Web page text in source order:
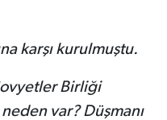
karşı kurulmuştu.
Birliği
var? Düşmanı